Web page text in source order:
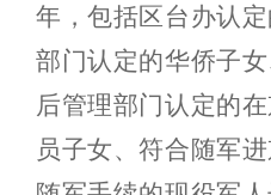
年，包括区台办认
部门认定的华侨子
后管理部门认定的
员子女、符合随军